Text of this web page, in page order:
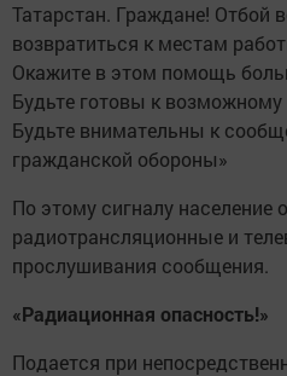
Татарстан. Граждане! Отбой
возвратиться к местам
Окажите в этом помощь
Будьте готовы к
Будьте внимательны к
гражданской обороны»
По этому сигналу население
радиотрансляционные и
прослушивания сообщения.
«Радиационная опасность!»
Подается при